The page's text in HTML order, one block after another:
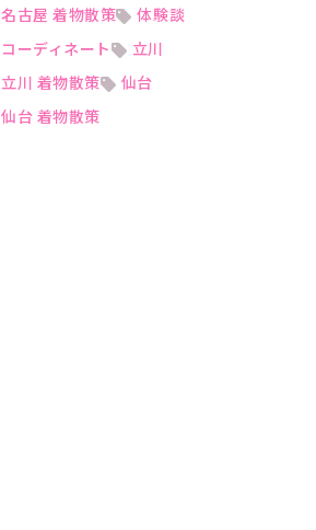
名古屋 着物散策
体験談
コーディネート
立川
立川 着物散策
仙台
仙台 着物散策